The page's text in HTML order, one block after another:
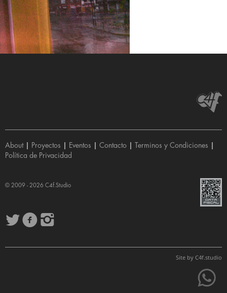
About| Proyectos Eventos Contacto Terminos y Condiciones
Política de Privacidad
© 2009 - 2026 C4f.Studio
Site by C4f.studio